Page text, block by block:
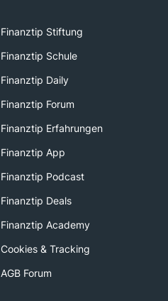
Finanztip Stiftung
Finanztip Schule
Finanztip Daily
Finanztip Forum
Finanztip Erfahrungen
Finanztip App
Finanztip Podcast
Finanztip Deals
Finanztip Academy
Cookies & Tracking
AGB Forum